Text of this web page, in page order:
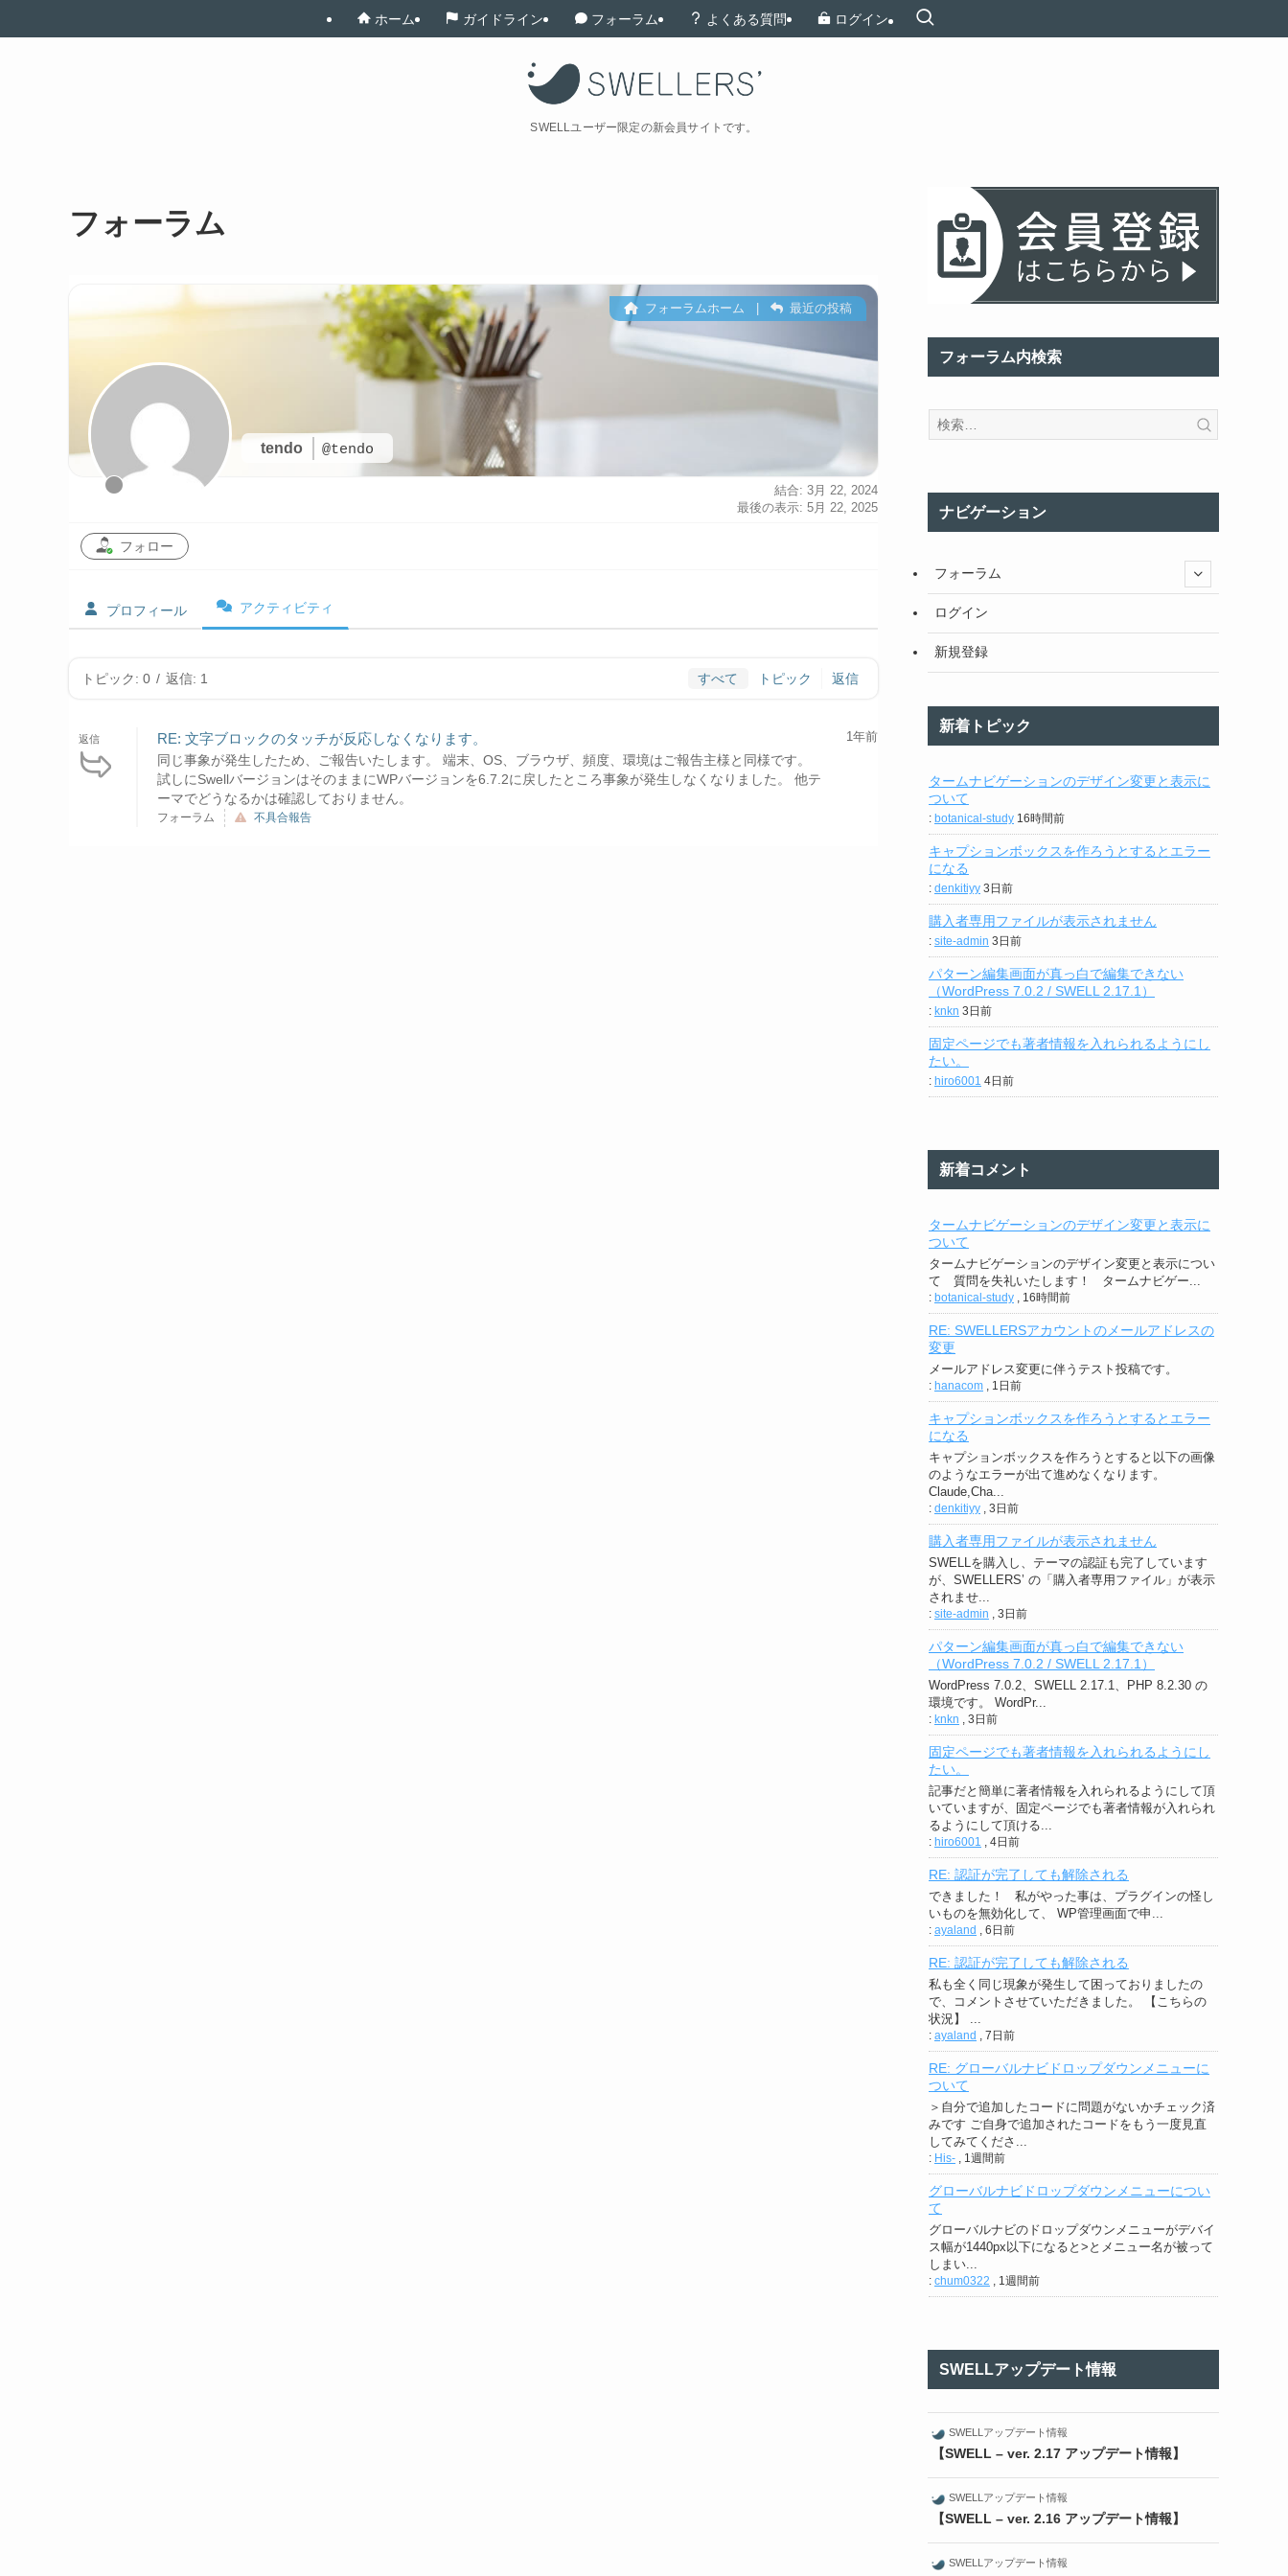
SWELLユーザー限定の新会員サイトです。
ホーム ガイドライン フォーラム よくある質問 ログイン
フォーラム
tendo @tendo
フォーラムホーム 最近の投稿
結合: 3月 22, 2024
最後の表示: 5月 22, 2025
フォロー
プロフィール アクティビティ
トピック: 0 / 返信: 1 すべて トピック 返信
返信 RE: 文字ブロックのタッチが反応しなくなります。
同じ事象が発生したため、ご報告いたします。 端末、OS、ブラウザ、頻度、環境はご報告主様と同様です。
試しにSwellバージョンはそのままにWPバージョンを6.7.2に戻したところ事象が発生しなくなりました。 他テ
ーマでどうなるかは確認しておりません。
1年前
フォーラム 不具合報告
フォーラム内検索
ナビゲーション
フォーラム
ログイン
新規登録
新着トピック
タームナビゲーションのデザイン変更と表示に
ついて
: botanical-study 16時間前
キャプションボックスを作ろうとするとエラー
になる
: denkitiyy 3日前
購入者専用ファイルが表示されません
: site-admin 3日前
パターン編集画面が真っ白で編集できない
（WordPress 7.0.2 / SWELL 2.17.1）
: knkn 3日前
固定ページでも著者情報を入れられるようにし
たい。
: hiro6001 4日前
新着コメント
タームナビゲーションのデザイン変更と表示に
ついて
タームナビゲーションのデザイン変更と表示につい
て 質問を失礼いたします！ タームナビゲー...
: botanical-study 16時間前
RE: SWELLERSアカウントのメールアドレスの
変更
メールアドレス変更に伴うテスト投稿です。
: hanacom 1日前
キャプションボックスを作ろうとするとエラー
になる
キャプションボックスを作ろうとすると以下の画像
のようなエラーが出て進めなくなります。
Claude,Cha...
: denkitiyy 3日前
購入者専用ファイルが表示されません
SWELLを購入し、テーマの認証も完了しています
が、SWELLERS’ の「購入者専用ファイル」が表示
されませ...
: site-admin 3日前
パターン編集画面が真っ白で編集できない
（WordPress 7.0.2 / SWELL 2.17.1）
WordPress 7.0.2、SWELL 2.17.1、PHP 8.2.30 の
環境です。 WordPr...
: knkn 3日前
固定ページでも著者情報を入れられるようにし
たい。
記事だと簡単に著者情報を入れられるようにして頂
いていますが、固定ページでも著者情報が入れられ
るようにして頂ける...
: hiro6001 4日前
RE: 認証が完了しても解除される
できました！ 私がやった事は、プラグインの怪し
いものを無効化して、 WP管理画面で申...
: ayaland 6日前
RE: 認証が完了しても解除される
私も全く同じ現象が発生して困っておりましたの
で、コメントさせていただきました。 【こちらの
状況】 ...
: ayaland 7日前
RE: グローバルナビドロップダウンメニューに
ついて
＞自分で追加したコードに問題がないかチェック済
みです ご自身で追加されたコードをもう一度見直
してみてくださ...
: His- 1週間前
グローバルナビドロップダウンメニューについ
て
グローバルナビのドロップダウンメニューがデバイ
ス幅が1440px以下になると>とメニュー名が被って
しまい...
: chum0322 1週間前
SWELLアップデート情報
SWELLアップデート情報
【SWELL – ver. 2.17 アップデート情報】
SWELLアップデート情報
【SWELL – ver. 2.16 アップデート情報】
SWELLアップデート情報